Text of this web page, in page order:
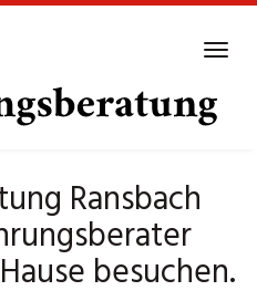
Ransbach
besuchen.